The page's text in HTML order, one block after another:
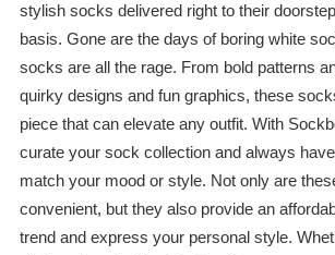
stylish socks delivered right to their
basis. Gone are the days of boring white
socks are all the rage. From bold patterns
quirky designs and fun graphics, these
piece that can elevate any outfit. With
curate your sock collection and always
match your mood or style. Not only are
convenient, but they also provide an
trend and express your personal style.